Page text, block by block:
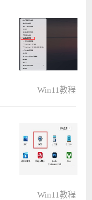
Win11教程
Win11教程